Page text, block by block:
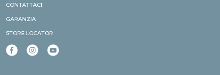
CONTATTACI
GARANZIA
STORE LOCATOR